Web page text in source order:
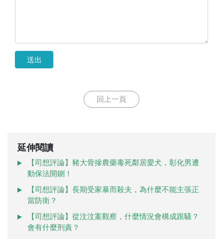
送出
回上一頁
延伸閱讀
【司想評論】豬大骨摻農藥毒死鄰居愛犬，彰化男遭
動保法開鍘！
【司想評論】長期受家暴而殺夫，為什麼不能主張正
當防衛？
【司想評論】從汶汶案觀察，什麼情況會構成跟騷？
會有什麼刑責？